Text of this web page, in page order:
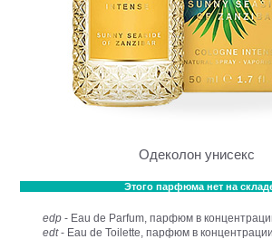
Одеколон унисекс
Этого парфюма нет на
edp - Eau de Parfum, парфюм в
edt- Eau de Toilette, парфюм в